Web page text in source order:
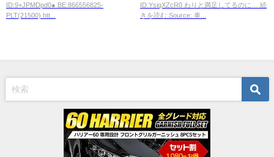
れた」
ID:9+JPMDpd0● BE:866556825-
PLT(21500) htt...
ID:YsiqXZcR0 わりと満足してるのに… 続
きを読む Source: 車...